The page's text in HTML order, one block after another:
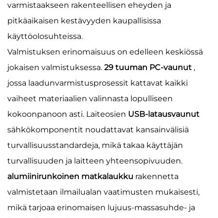
varmistaakseen rakenteellisen eheyden ja
pitkäaikaisen kestävyyden kaupallisissa
käyttöolosuhteissa.
Valmistuksen erinomaisuus on edelleen keskiössä
jokaisen valmistuksessa. 29 tuuman PC-vaunut ,
jossa laadunvarmistusprosessit kattavat kaikki
vaiheet materiaalien valinnasta lopulliseen
kokoonpanoon asti. Laiteosien USB-latausvaunut
sähkökomponentit noudattavat kansainvälisiä
turvallisuusstandardeja, mikä takaa käyttäjän
turvallisuuden ja laitteen yhteensopivuuden.
alumiinirunkoinen matkalaukku rakennetta
valmistetaan ilmailualan vaatimusten mukaisesti,
mikä tarjoaa erinomaisen lujuus-massasuhde- ja